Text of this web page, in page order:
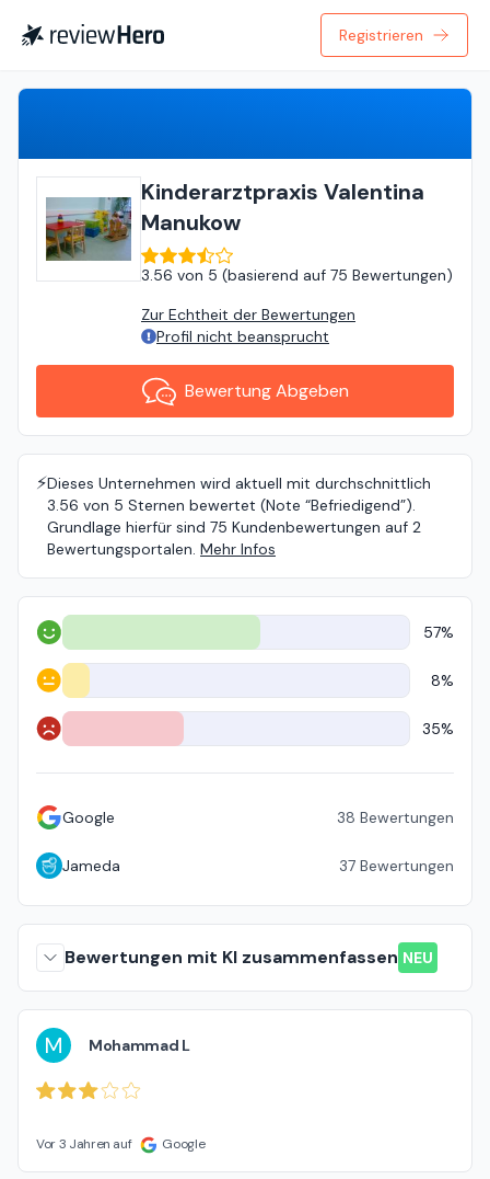
Registrieren
Kinderarztpraxis Valentina
Manukow
3.56 von 5 (basierend auf 75 Bewertungen)
Zur Echtheit der Bewertungen
Profil nicht beansprucht
Bewertung Abgeben
⚡️Dieses Unternehmen wird aktuell mit durchschnittlich
3.56 von 5 Sternen bewertet (Note “Befriedigend”).
Grundlage hierfür sind 75 Kundenbewertungen auf 2
Bewertungsportalen. Mehr Infos
Positiv 57%
Neutral 8%
Negativ 35%
Google 38 Bewertungen
Jameda 37 Bewertungen
Bewertungen mit KI zusammenfassen NEU
M Mohammad L
Vor 3 Jahren auf Google